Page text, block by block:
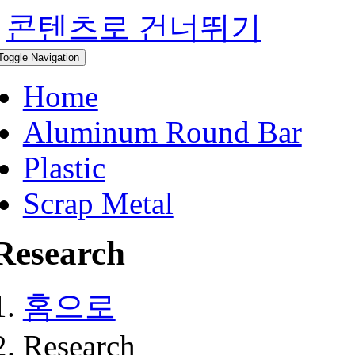
콘텐츠로 건너뛰기
Navigation
Home
Aluminum Round Bar
Plastic
Scrap Metal
홈으로
Research